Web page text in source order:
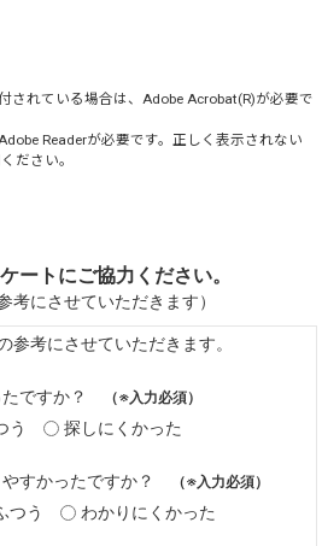
されている場合は、Adobe Acrobat(R)が必要で
Readerが必要です。正しく表示されない
ださい。